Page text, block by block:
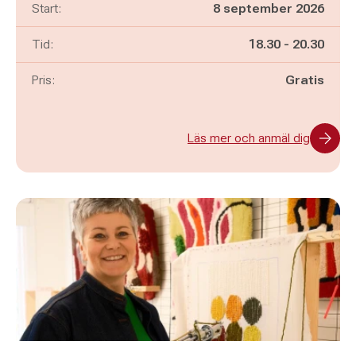
Start: 8 september 2026
Tid: Pågår mellan
18.30 - och
20.30
Pris: Gratis
Läs mer och anmäl dig